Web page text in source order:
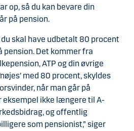
op, så du kan bevare din
på pension.
skal have udbetalt 80 procent
pension. Det kommer fra
ATP og din øvrige
med 80 procent, skyldes
når man går på
eksempel ikke længere til A-
og offentlig
som pensionist,” siger